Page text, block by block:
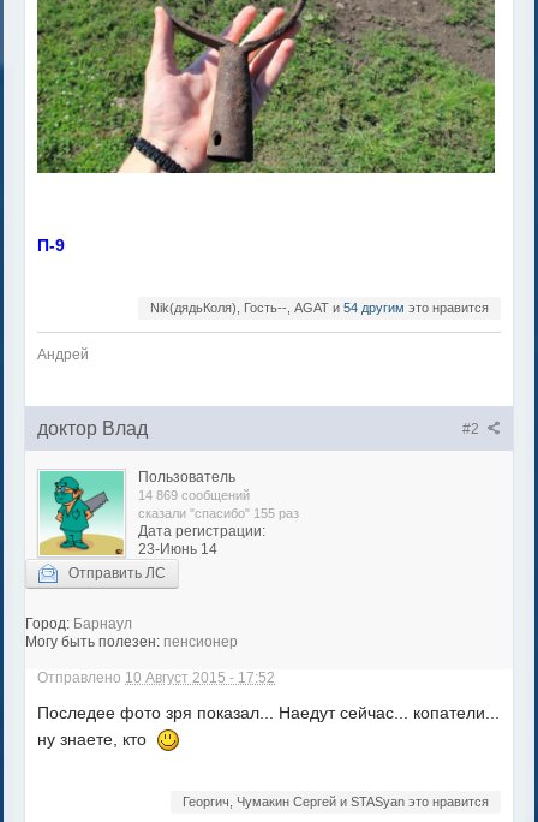
П-9
Nik(дядьКоля), Гость--, AGAT и 54 другим это нравится
Андрей
#2
доктор Влад
Пользователь
14 869 сообщений
сказали "спасибо" 155 раз
Дата регистрации:
23-Июнь 14
Отправить ЛС
Город: Барнаул
Могу быть полезен: пенсионер
Отправлено 10 Август 2015 - 17:52
Последее фото зря показал... Наедут сейчас... копатели...
ну знаете, кто
Георгич, Чумакин Сергей и STASyan это нравится